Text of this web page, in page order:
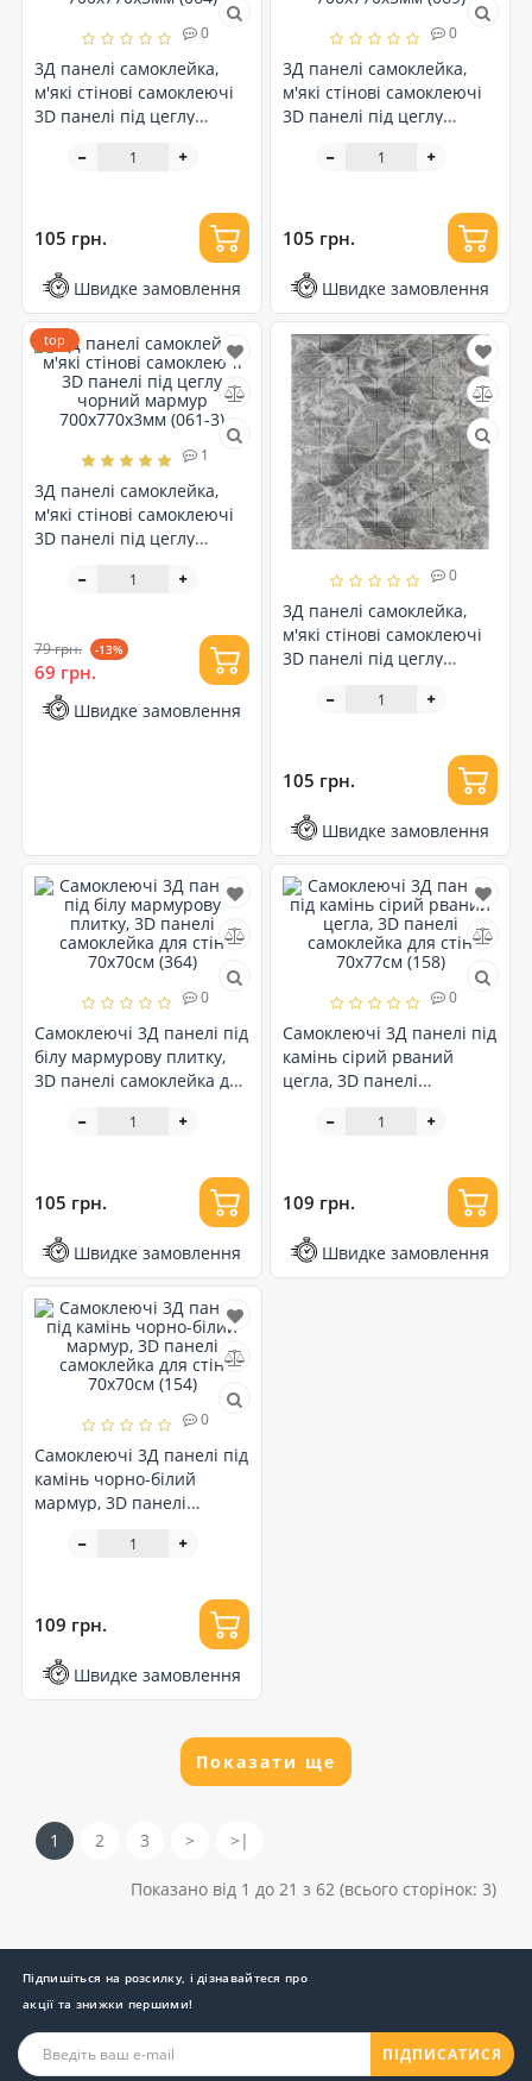
0
3Д панелі самоклейка,
м'які стінові самоклеючі
3D панелі під цеглу
700x770x5мм (064)
105 грн.
Швидке замовлення
0
3Д панелі самоклейка,
м'які стінові самоклеючі
3D панелі під цеглу
700x770x5мм (069)
105 грн.
Швидке замовлення
1
3Д панелі самоклейка,
м'які стінові самоклеючі
3D панелі під цеглу
700x770x3мм (061-3)
top
79 грн. -13%
69 грн.
Швидке замовлення
0
3Д панелі самоклейка,
м'які стінові самоклеючі
3D панелі під цеглу
700x770x5мм (061-5)
105 грн.
Швидке замовлення
0
Самоклеючі 3Д панелі під
білу мармурову плитку,
3D панелі самоклейка для
105 грн.
Швидке замовлення
0
Самоклеючі 3Д панелі під
камінь сірий рваний
цегла, 3D панелі
70х77см (158)
109 грн.
Швидке замовлення
0
Самоклеючі 3Д панелі під
камінь чорно-білий
мармур, 3D панелі
70х70см (154)
109 грн.
Швидке замовлення
Показати ще
1 2 3 > >|
Показано від 1 до 21 з 62 (всього сторінок: 3)
Підпишіться на розсилку, і дізнавайтеся про
акції та знижки першими!
ПІДПИСАТИСЯ